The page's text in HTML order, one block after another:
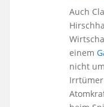
Auch
einem
nicht